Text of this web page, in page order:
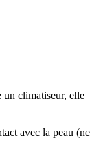
un climatiseur, elle
avec la peau (ne